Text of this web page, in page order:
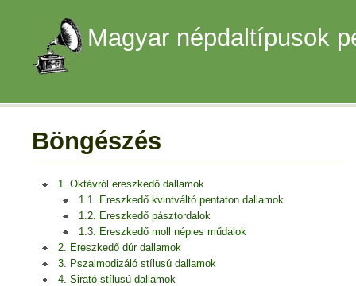
Magyar népdaltípusok
Böngészés
1. Oktávról ereszkedő dallamok
1.1. Ereszkedő kvintváltó pentaton dallamok
1.2. Ereszkedő pásztordalok
1.3. Ereszkedő moll népies műdalok
2. Ereszkedő dúr dallamok
3. Pszalmodizáló stílusú dallamok
4. Sirató stílusú dallamok